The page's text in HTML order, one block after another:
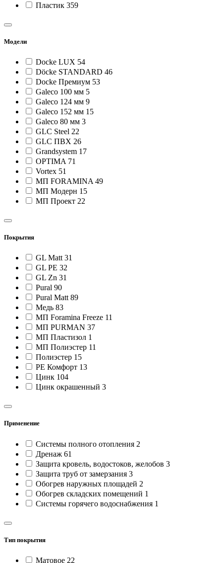
Пластик 359
Модели
Docke LUX 54
Döcke STANDARD 46
Docke Премиум 53
Galeco 100 мм 5
Galeco 124 мм 9
Galeco 152 мм 15
Galeco 80 мм 3
GLC Steel 22
GLC ПВХ 26
Grandsystem 17
OPTIMA 71
Vortex 51
МП FORAMINA 49
МП Модерн 15
МП Проект 22
Покрытия
GL Matt 31
GL PE 32
GL Zn 31
Pural 90
Pural Matt 89
Медь 83
МП Foramina Freeze 11
МП PURMAN 37
МП Пластизол 1
МП Полиэстер 11
Полиэстер 15
РЕ Комфорт 13
Цинк 104
Цинк окрашенный 3
Применение
Cистемы полного отопления 2
Дренаж 61
Защита кровель, водостоков, желобов 3
Защита труб от замерзания 3
Обогрев наружных площадей 2
Обогрев складских помещений 1
Системы горячего водоснабжения 1
Тип покрытия
Матовое 22